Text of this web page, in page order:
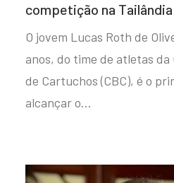
competição na Tailândia
O jovem Lucas Roth de
anos, do time de atletas da
de Cartuchos (CBC), é o
alcançar o…